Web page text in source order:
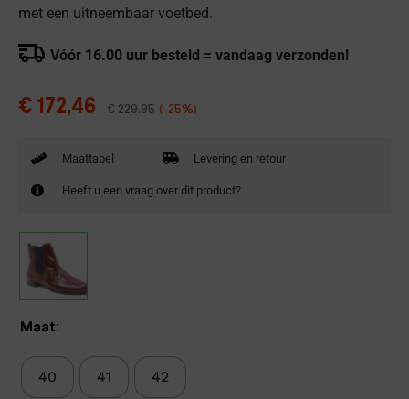
met een uitneembaar voetbed.
Vóór 16.00 uur besteld = vandaag verzonden!
€ 172,46 €229,95 (-25%)
Maattabel Levering en retour
Heeft u een vraag over dit product?
Maat:
40 41 42